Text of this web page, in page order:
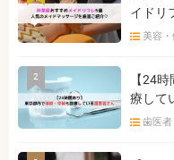
イドリ
美容・
2
【24
療して
歯医